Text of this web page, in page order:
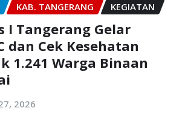
KAB. TANGERANG KEGIATAN
I Tangerang Gelar
dan Cek Kesehatan
1.241 Warga Binaan
2026